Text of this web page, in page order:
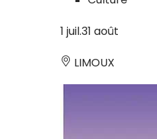
1 juil.31 août
LIMOUX